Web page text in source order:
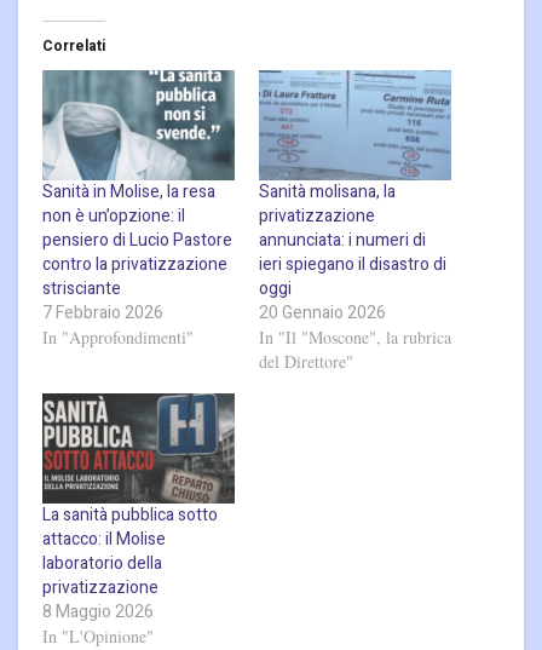
Correlati
Sanità in Molise, la resa
non è un’opzione: il
pensiero di Lucio Pastore
contro la privatizzazione
strisciante
7 Febbraio 2026
In "Approfondimenti"
Sanità molisana, la
privatizzazione
annunciata: i numeri di
ieri spiegano il disastro di
oggi
20 Gennaio 2026
In "Il "Moscone", la rubrica
del Direttore"
La sanità pubblica sotto
attacco: il Molise
laboratorio della
privatizzazione
8 Maggio 2026
In "L'Opinione"